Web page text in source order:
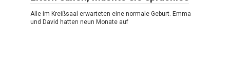
Alle im Kreißsaal erwarteten eine normale Geburt. Emma
und David hatten neun Monate auf